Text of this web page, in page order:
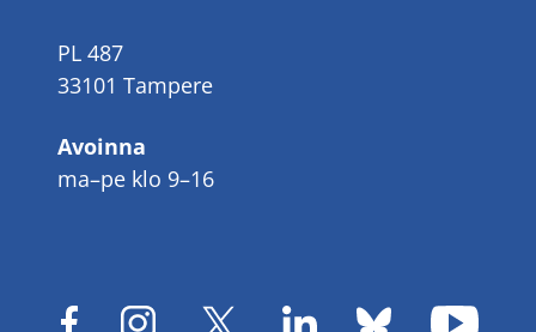
PL 487
33101 Tampere
Avoinna
ma–pe klo 9–16